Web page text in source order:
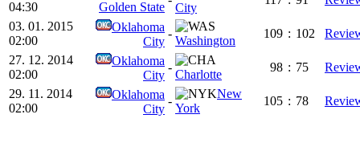
04:30
Golden State
City
03. 01. 2015
02:00
Oklahoma
City
-
Washington
109 : 102
27. 12. 2014
02:00
Oklahoma
City
-
Charlotte
98 : 75
29. 11. 2014
02:00
Oklahoma
City
-
New
York
105 : 78